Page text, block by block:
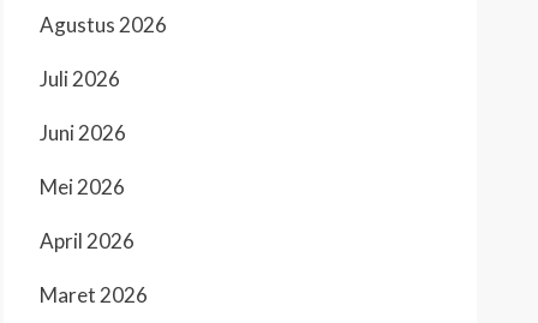
Agustus 2026
Juli 2026
Juni 2026
Mei 2026
April 2026
Maret 2026